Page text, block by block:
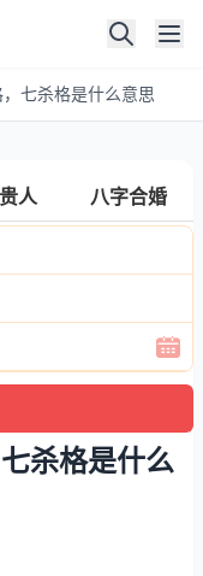
七杀格是什么意思
人 八字合婚
杀格是什么